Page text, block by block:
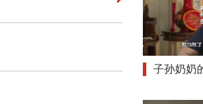
子孙奶奶